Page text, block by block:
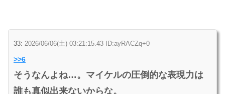
33: 2026/06/06(土) 03:21:15.43 ID:ayRACZq+0
>>6
そうなんよね…。マイケルの圧倒的な表現力は
誰も真似出来ないからな。